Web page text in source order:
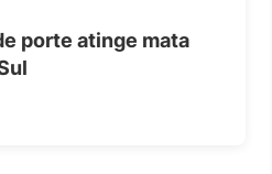
porte atinge mata